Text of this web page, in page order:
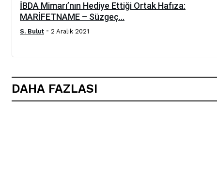
İBDA Mimarı’nın Hediye Ettiği Ortak Hafıza:
MARİFETNAME – Süzgeç...
S. Bulut - 2 Aralık 2021
DAHA FAZLASI